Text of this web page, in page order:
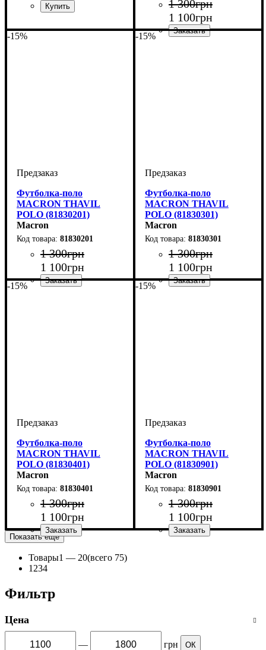
1 300грн
1 100грн
Цвет
-15%
Футболка-поло
MACRON THAVIL
POLO (81830201)
Macron
81830201
1 300грн
1 100грн
Цвет
-15%
Футболка-поло
MACRON THAVIL
POLO (81830301)
Macron
81830301
1 300грн
1 100грн
Цвет
-15%
Футболка-поло
MACRON THAVIL
POLO (81830401)
Macron
81830401
1 300грн
1 100грн
Цвет: Зеленый
-15%
Футболка-поло
MACRON THAVIL
POLO (81830901)
Macron
81830901
1 300грн
1 100грн
Показать еще
Товары1 — 20(всего 75)
1 234
Фильтр
Цена
— грн ОК